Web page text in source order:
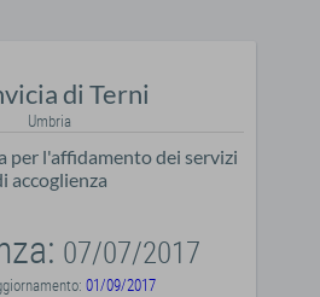
di Terni
Umbria
per l'affidamento dei servizi
accoglienza
07/07/2017
01/09/2017